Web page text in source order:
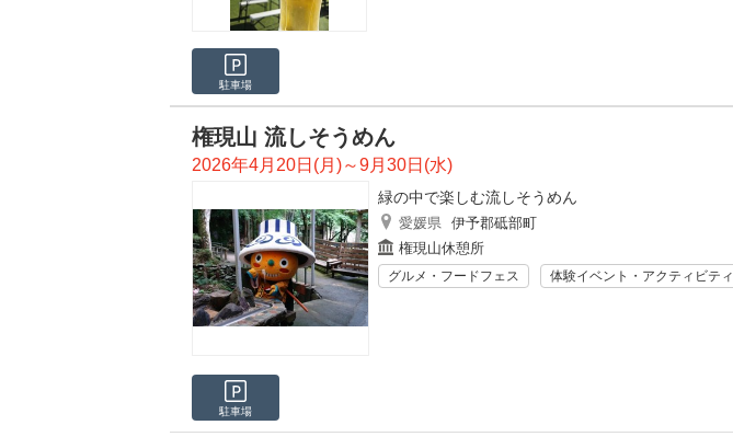
駐車場
権現山 流しそうめん
2026年4月20日(月)～9月30日(水)
緑の中で楽しむ流しそうめん
愛媛県 伊予郡砥部町
権現山休憩所
グルメ・フードフェス 体験イベント・アクティビティ
駐車場